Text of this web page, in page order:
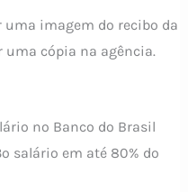
uma imagem do recibo da
uma cópia na agência.
no Banco do Brasil
salário em até 80% do